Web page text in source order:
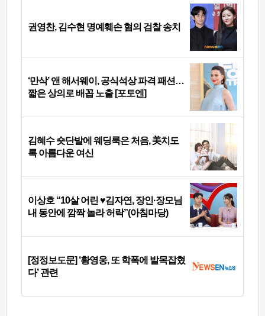
권영찬, 김수현 명예훼손 혐의 검찰 송치
‘만삭’ 앤 해서웨이, 공식석상 파격 패션…
짧은 상의로 배꼽 노출 [포토엔]
김혜수 숏단발에 웨딩룩은 처음, 美치도
록 아름다운 여신
이상호 “10살 어린 ♥김자연, 장인·장모님
내 동안에 깜짝 놀라 허락”(아침마당)
[정정보도문] ‘황영웅, 또 학폭에 발목잡혔
다’ 관련